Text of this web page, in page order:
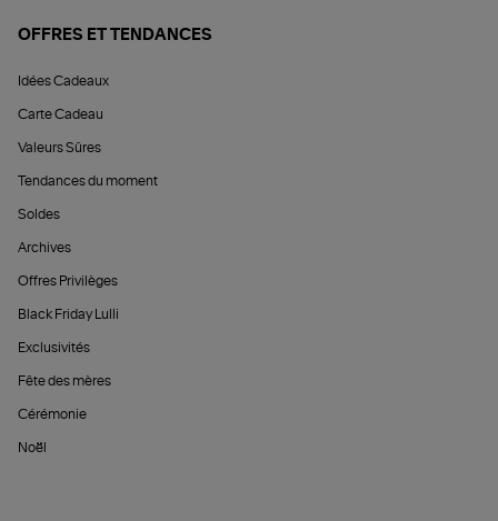
OFFRES ET TENDANCES
Idées Cadeaux
Carte Cadeau
Valeurs Sûres
Tendances du moment
Soldes
Archives
Offres Privilèges
Black Friday Lulli
Exclusivités
Fête des mères
Cérémonie
Noël